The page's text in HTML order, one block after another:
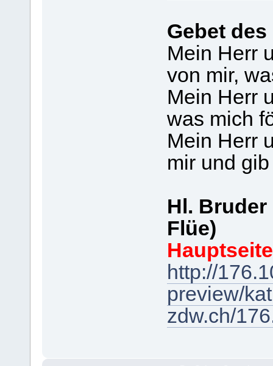
Gebet
Mein Herr
von mir,
Mein Herr
was mich
Mein Herr
mir und
Hl.
Flüe)
http://
preview/
zdw.ch/